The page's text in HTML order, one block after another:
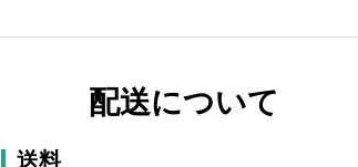
配送について
送料